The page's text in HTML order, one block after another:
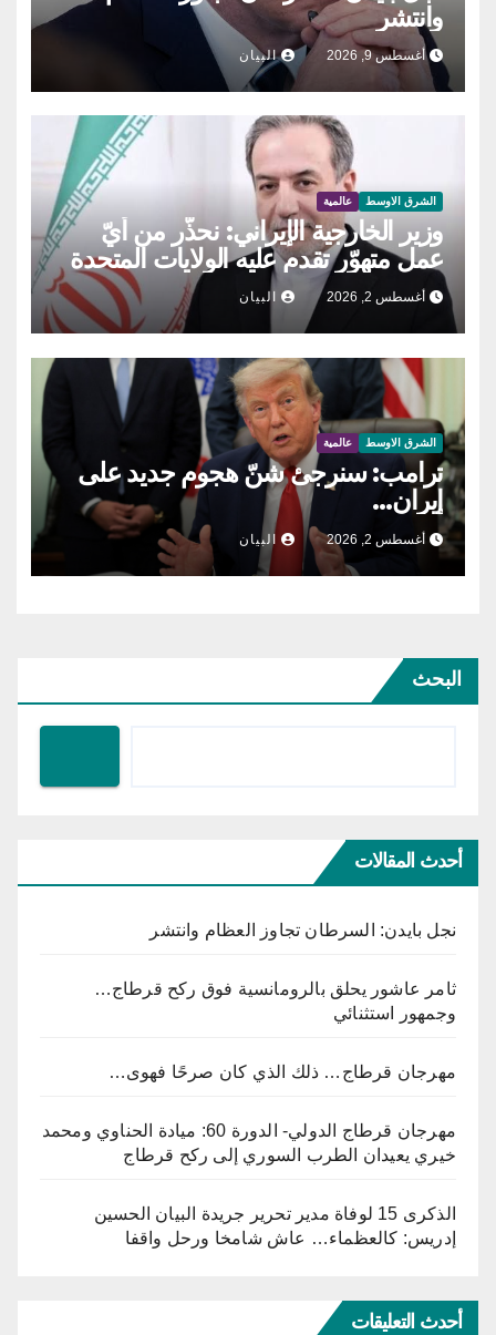
وانتشر
أغسطس 9, 2026 البيان
الشرق الاوسط عالمية
وزير الخارجية الإيراني: نحذّر من أيّ
عمل متهوّر تقدم عليه الولايات المتحدة
أغسطس 2, 2026 البيان
الشرق الاوسط عالمية
ترامب: سنرجئ شنّ هجوم جديد على
إيران…
أغسطس 2, 2026 البيان
البحث
أحدث المقالات
نجل بايدن: السرطان تجاوز العظام وانتشر
ثامر عاشور يحلق بالرومانسية فوق ركح قرطاج…
وجمهور استثنائي
مهرجان قرطاج… ذلك الذي كان صرحًا فهوى…
مهرجان قرطاج الدولي- الدورة 60: ميادة الحناوي ومحمد
خيري يعيدان الطرب السوري إلى ركح قرطاج
الذكرى 15 لوفاة مدير تحرير جريدة البيان الحسين
إدريس: كالعظماء… عاش شامخا ورحل واقفا
أحدث التعليقات